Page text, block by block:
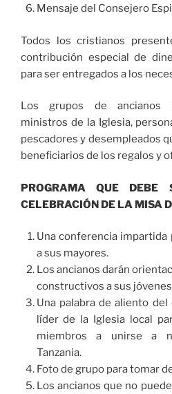
Mensaje del Consejero
Todos los cristianos
contribución especial de
para ser entregados a los
Los grupos de ancianos
ministros de la Iglesia,
pescadores y desempleados
beneficiarios de los regalos y
PROGRAMA QUE DEBE
CELEBRACIÓN DE LA MISA
Una conferencia
a sus mayores.
Los ancianos darán
constructivos a sus
Una palabra de aliento
líder de la Iglesia local
miembros a unirse a
Tanzania.
Foto de grupo para tomar
Los ancianos que no